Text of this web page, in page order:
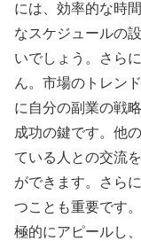
には、効率的な時
なスケジュールの
いでしょう。さら
ん。市場のトレン
に自分の副業の戦
成功の鍵です。他
ている人との交流
ができます。さら
つことも重要です
極的にアピールし